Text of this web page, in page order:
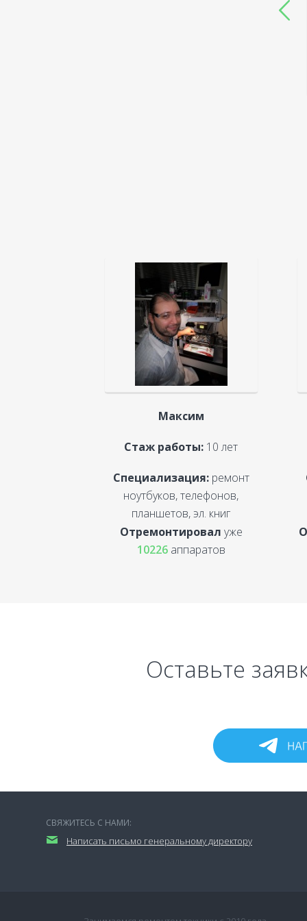
Максим
Стаж работы: 10 лет
Специализация:ремонт
ноутбуков, телефонов,
планшетов, эл. книг
Отремонтировал уже
10226аппаратов
Оставьте
СВЯЖИТЕСЬ С НАМИ:
Написать письмо генеральному директору